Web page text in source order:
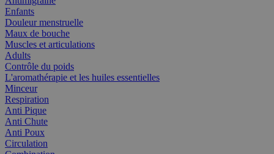
Enfants
Douleur menstruelle
Maux de bouche
Muscles et articulations
Adults
Contrôle du poids
L'aromathérapie et les huiles essentielles
Minceur
Respiration
Anti Pique
Anti Chute
Anti Poux
Circulation